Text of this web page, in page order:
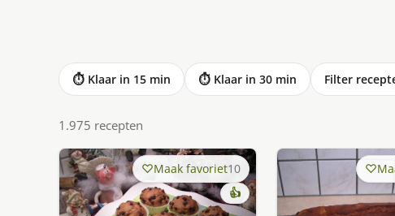
⏱ Klaar in 15 min ⏱ Klaar in 30 min Filter
1.975 recepten
Maak favoriet10
👍